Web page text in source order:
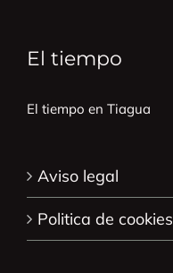
El tiempo
El tiempo en Tiagua
Aviso legal
Politica de cookies